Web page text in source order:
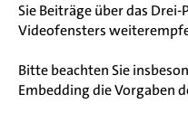
Sie Beiträge über das
Videofensters
Bitte beachten Sie
Embedding die Vorgaben